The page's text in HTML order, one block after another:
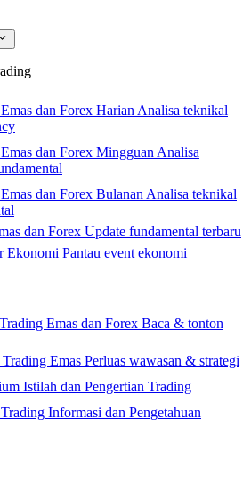
dan Forex Harian Analisa teknikal
dan Forex Mingguan Analisa
dan Forex Bulanan Analisa teknikal
dan Forex Update fundamental terbaru
Ekonomi Pantau event ekonomi
Emas dan Forex Baca & tonton
Emas Perluas wawasan & strategi
Istilah dan Pengertian Trading
Informasi dan Pengetahuan